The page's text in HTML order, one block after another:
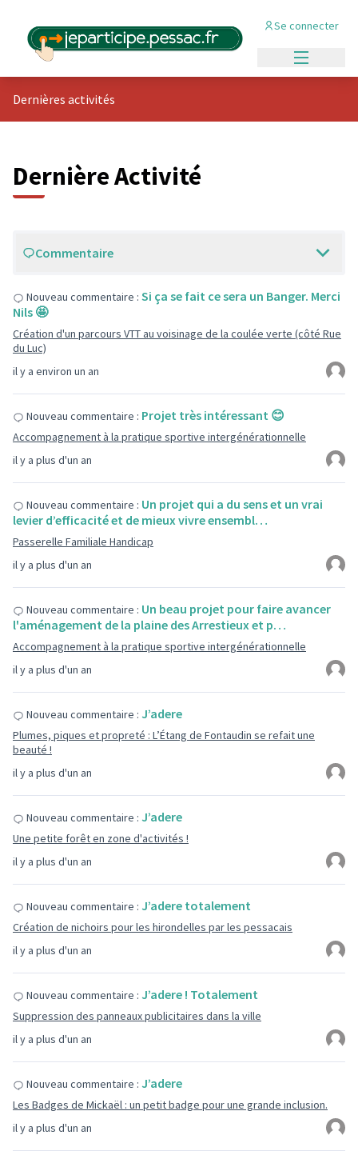
Se connecter
Dernières activités
Dernière Activité
Commentaire
il y a environ un an
Nouveau commentaire : Si ça se fait ce sera un Banger. Merci
Nils 🤩
Création d'un parcours VTT au voisinage de la coulée verte (côté Rue
du Luc)
il y a plus d'un an
Nouveau commentaire : Projet très intéressant 😊
Accompagnement à la pratique sportive intergénérationnelle
il y a plus d'un an
Nouveau commentaire : Un projet qui a du sens et un vrai
levier d’efficacité et de mieux vivre ensembl…
Passerelle Familiale Handicap
il y a plus d'un an
Nouveau commentaire : Un beau projet pour faire avancer
l'aménagement de la plaine des Arrestieux et p…
Accompagnement à la pratique sportive intergénérationnelle
il y a plus d'un an
Nouveau commentaire : J’adere
Plumes, piques et propreté : L’Étang de Fontaudin se refait une
beauté !
il y a plus d'un an
Nouveau commentaire : J’adere
Une petite forêt en zone d'activités !
il y a plus d'un an
Nouveau commentaire : J’adere totalement
Création de nichoirs pour les hirondelles par les pessacais
il y a plus d'un an
Nouveau commentaire : J’adere ! Totalement
Suppression des panneaux publicitaires dans la ville
il y a plus d'un an
Nouveau commentaire : J’adere
Les Badges de Mickaël : un petit badge pour une grande inclusion.